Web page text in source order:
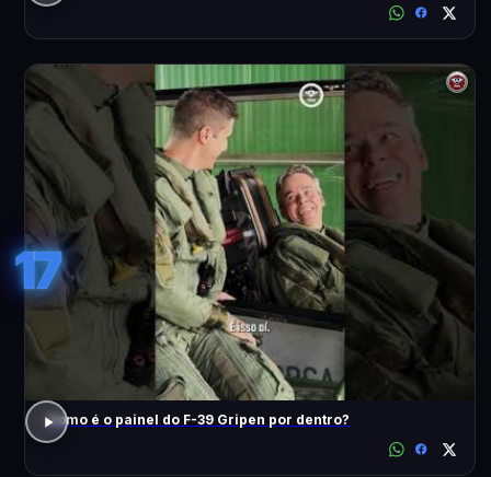
17
Como é o painel do F-39 Gripen por dentro?